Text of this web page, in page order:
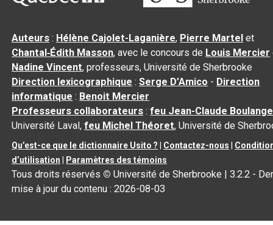
Auteurs : Hélène Cajolet-Laganière, Pierre Martel et
Chantal‑Édith Masson, avec le concours de Louis Mercier
Nadine Vincent, professeurs, Université de Sherbrooke
Direction lexicographique :Serge D’Amico - Direction
informatique : Benoit Mercier
Professeurs collaborateurs :feu Jean-Claude
Université Laval,feu Michel Théoret, Université de
Qu’est-ce que le dictionnaire Usito ? Contactez-nous
d’utilisation
Paramètres des témoins
Tous droits réservés © Université de Sherbrooke |3.2.2 -
mise à jour du contenu :2026-08-03